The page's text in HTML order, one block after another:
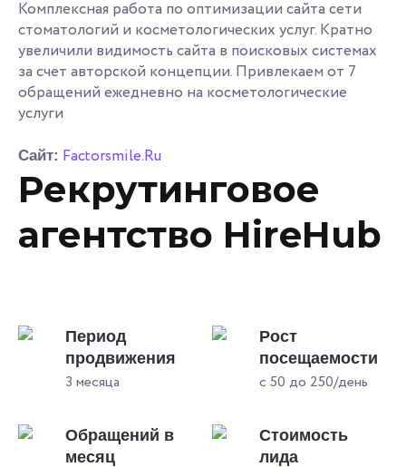
Комплексная работа по оптимизации сайта сети
стоматологий и косметологических услуг. Кратно
увеличили видимость сайта в поисковых системах
за счет авторской концепции. Привлекаем от 7
обращений ежедневно на косметологические
услуги
Сайт: Factorsmile.Ru
Рекрутинговое
агентство HireHub
Период
продвижения
3 месяца
Рост
посещаемости
с 50 до 250/день
Обращений в
месяц
Стоимость
лида